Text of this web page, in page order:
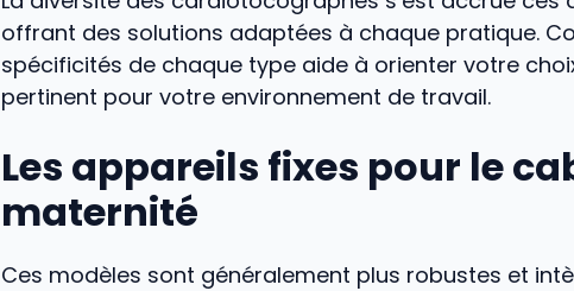
offrant des solutions adaptées à chaque pratique.
spécificités de chaque type aide à orienter votre
pertinent pour votre environnement de travail.
Les appareils fixes pour le
maternité
Ces modèles sont généralement plus robustes et